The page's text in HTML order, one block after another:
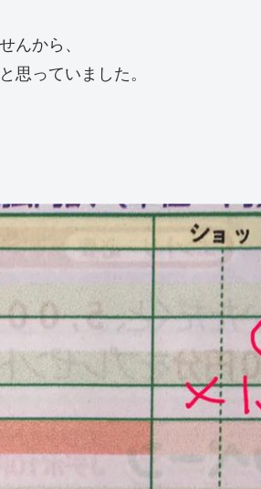
から、
っていました。